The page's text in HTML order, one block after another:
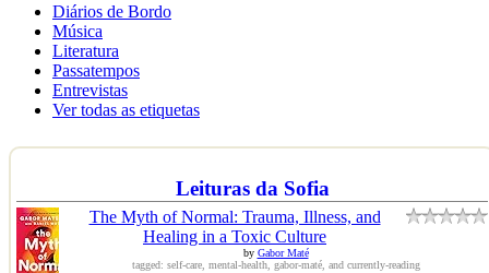
Diários de Bordo
Música
Literatura
Passatempos
Entrevistas
Ver todas as etiquetas
Leituras da Sofia
The Myth of Normal: Trauma, Illness, and
Healing in a Toxic Culture
by Gabor Maté
tagged: self-care, mental-health, gabor-maté, and currently-reading